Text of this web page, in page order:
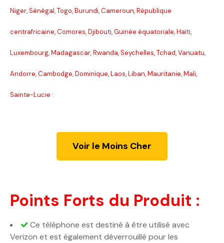
Niger, Sénégal, Togo, Burundi, Cameroun, République
centrafricaine, Comores, Djibouti, Guinée équatoriale, Haïti,
Luxembourg, Madagascar, Rwanda, Seychelles, Tchad, Vanuatu,
Andorre, Cambodge, Dominique, Laos, Liban, Mauritanie, Mali,
Sainte-Lucie :
Voir le Moins Cher
Points Forts du Produit :
Ce téléphone est destiné à être utilisé avec
Verizon et est également déverrouillé pour les